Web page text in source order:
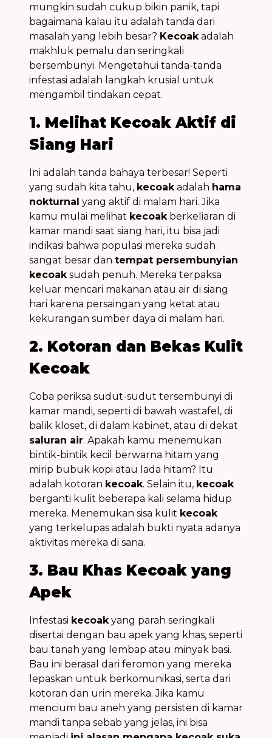
mungkin sudah cukup bikin panik, tapi
bagaimana kalau itu adalah tanda dari
masalah yang lebih besar? Kecoak adalah
makhluk pemalu dan seringkali
bersembunyi. Mengetahui tanda-tanda
infestasi adalah langkah krusial untuk
mengambil tindakan cepat.
1. Melihat Kecoak Aktif di
Siang Hari
Ini adalah tanda bahaya terbesar! Seperti
yang sudah kita tahu, kecoak adalah hama
nokturnal yang aktif di malam hari. Jika
kamu mulai melihat kecoak berkeliaran di
kamar mandi saat siang hari, itu bisa jadi
indikasi bahwa populasi mereka sudah
sangat besar dan tempat persembunyian
kecoak sudah penuh. Mereka terpaksa
keluar mencari makanan atau air di siang
hari karena persaingan yang ketat atau
kekurangan sumber daya di malam hari.
2. Kotoran dan Bekas Kulit
Kecoak
Coba periksa sudut-sudut tersembunyi di
kamar mandi, seperti di bawah wastafel, di
balik kloset, di dalam kabinet, atau di dekat
saluran air. Apakah kamu menemukan
bintik-bintik kecil berwarna hitam yang
mirip bubuk kopi atau lada hitam? Itu
adalah kotoran kecoak. Selain itu, kecoak
berganti kulit beberapa kali selama hidup
mereka. Menemukan sisa kulit kecoak
yang terkelupas adalah bukti nyata adanya
aktivitas mereka di sana.
3. Bau Khas Kecoak yang
Apek
Infestasi kecoak yang parah seringkali
disertai dengan bau apek yang khas, seperti
bau tanah yang lembap atau minyak basi.
Bau ini berasal dari feromon yang mereka
lepaskan untuk berkomunikasi, serta dari
kotoran dan urin mereka. Jika kamu
mencium bau aneh yang persisten di kamar
mandi tanpa sebab yang jelas, ini bisa